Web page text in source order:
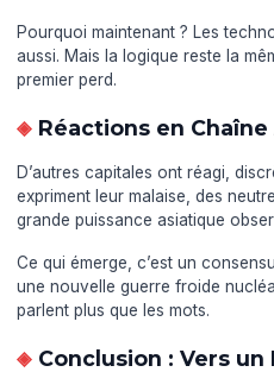
Pourquoi maintenant ? Les
aussi. Mais la logique reste la
premier perd.
Réactions en
D’autres capitales ont réagi,
expriment leur malaise, des
grande puissance asiatique
Ce qui émerge, c’est un
une nouvelle guerre froide
parlent plus que les mots.
Conclusion : Vers